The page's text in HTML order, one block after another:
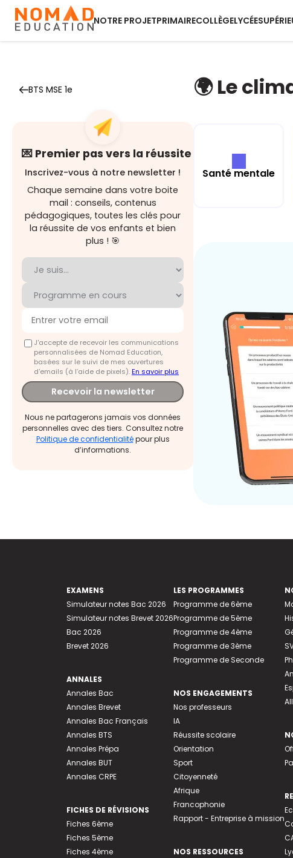
NOTRE PROJETPRIMAIRECOLLÈGELYCÉE
BTS MSE 1e
💌 Premier pas vers la réussite
Inscrivez-vous à notre newsletter !
Chaque semaine dans votre boite
mail : conseils, contenus
pédagogiques, toutes les clés pour
la réussite de vos enfants et bien
plus ! 🎯
J'accepte de recevoir les communications
personnalisées de Nomad Education,
basées sur le suivi de mes ouvertures
d'emails (à l’aide de pixels).En savoir plus
Recevoir la newsletter
Nous ne partagerons jamais vos données
personnelles avec des tiers. Consultez notre
Politique de confidentialitépour plus
d’informations.
🌍 Le
Santé mentale
EXAMENS
Simulateur notes Bac 2026
Simulateur notes Brevet 2026
Bac 2026
Brevet 2026
ANNALES
Annales Bac
Annales Brevet
Annales Bac Français
Annales BTS
Annales Prépa
Annales BUT
Annales CRPE
FICHES DE RÉVISIONS
Fiches 6ème
Fiches 5ème
Fiches 4ème
LES PROGRAMMES
Programme de 6ème
Programme de 5ème
Programme de 4ème
Programme de 3ème
Programme de Seconde
NOS ENGAGEMENTS
Nos professeurs
IA
Réussite scolaire
Orientation
Sport
Citoyenneté
Afrique
Francophonie
Rapport - Entreprise à mission
NOS RESSOURCES